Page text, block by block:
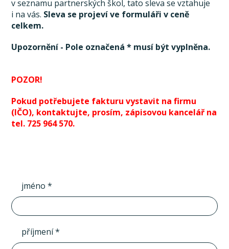
v seznamu partnerských škol, tato sleva se vztahuje
i na vás. Sleva se projeví ve formuláři v ceně
celkem.
Upozornění - Pole označená * musí být vyplněna.
POZOR!
Pokud potřebujete fakturu vystavit na firmu
(IČO), kontaktujte, prosím, zápisovou kancelář na
tel. 725 964 570.
jméno *
příjmení *